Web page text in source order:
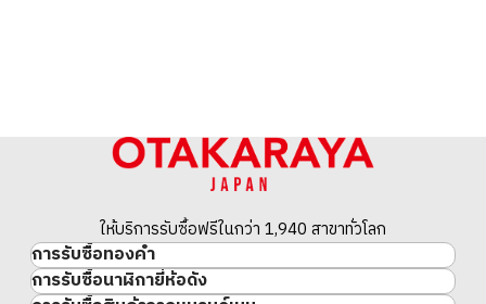
ให้บริการรับซื้อฟรีในกว่า 1,940 สาขาทั่วโลก
การรับซื้อทองคำ
ทองคำ
การรับซื้อนาฬิกายี่ห้อดัง